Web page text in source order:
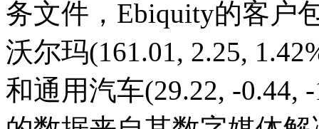
务文件，Ebiquity的客户
沃尔玛(161.01, 2.25,
和通用汽车(29.22, -0.44,